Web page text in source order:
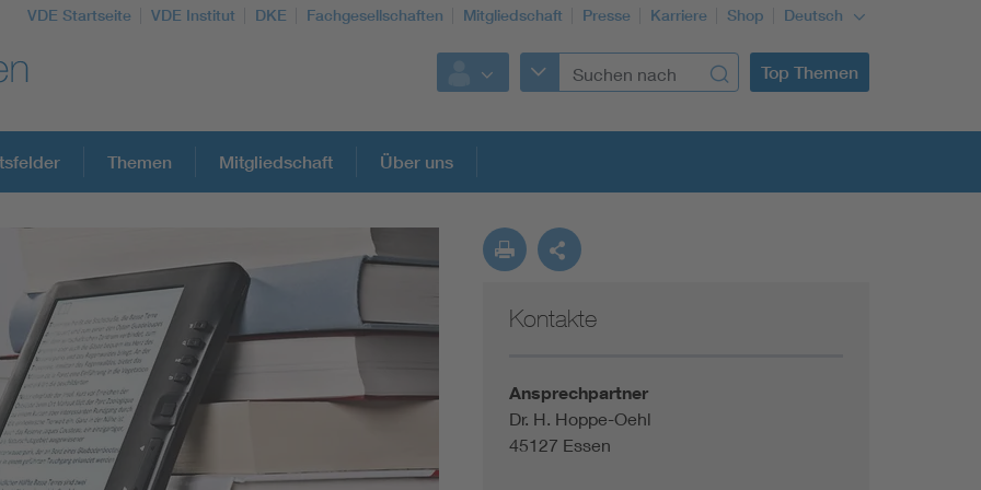
VDE Startseite VDE Institut DKE Fachgesellschaften Mitgliedschaft Presse Karriere Shop Deutsch
Top Themen
Weitere Themen
Assisted Living
Electromobility
Energy efficiency
Building Services Engineering
Information and communications technology ICT
Education + profession
Themen Mitgliedschaft Über uns
Kontakte
Ansprechpartner
Dr. H. Hoppe-Oehl
45127 Essen